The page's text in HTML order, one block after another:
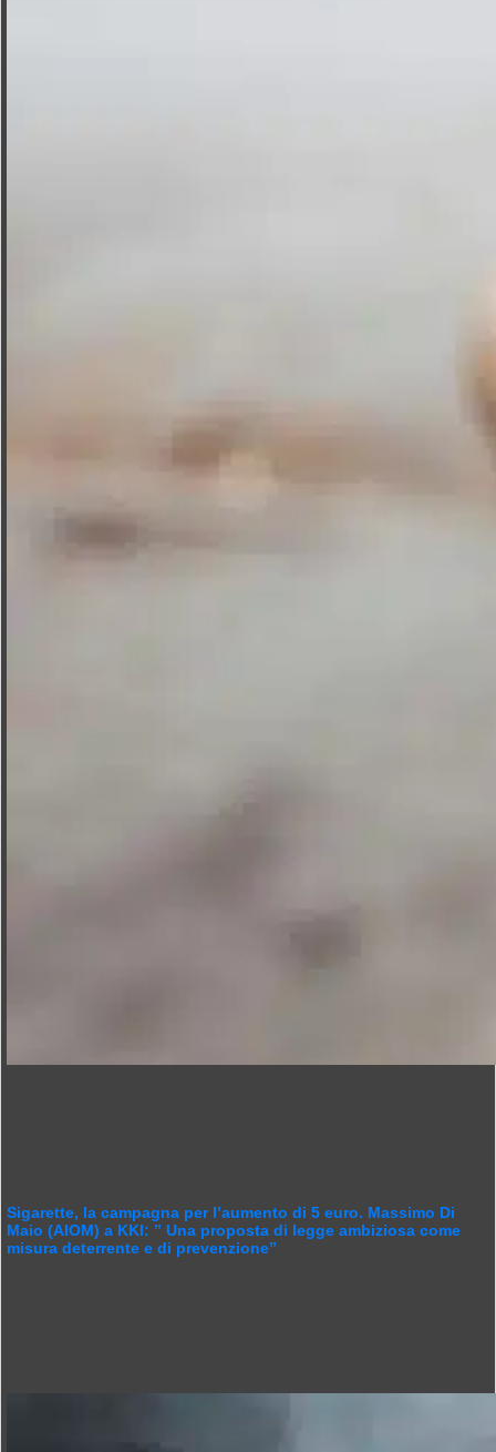
Sigarette, la campagna per l’aumento di 5 euro. Massimo Di
Maio (AIOM) a KKI: ” Una proposta di legge ambiziosa come
misura deterrente e di prevenzione”